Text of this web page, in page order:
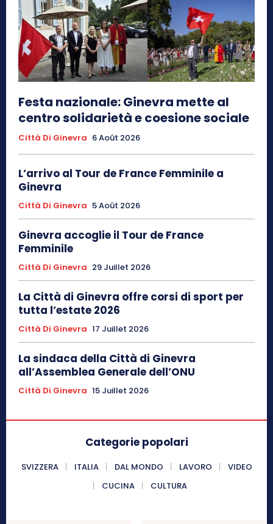
Festa nazionale: Ginevra mette al
centro solidarietà e coesione sociale
Città Di Ginevra 6 Août 2026
L’arrivo al Tour de France Femminile a
Ginevra
Città Di Ginevra 5 Août 2026
Ginevra accoglie il Tour de France
Femminile
Città Di Ginevra 29 Juillet 2026
La Città di Ginevra offre corsi di sport per
tutta l’estate 2026
Città Di Ginevra 17 Juillet 2026
La sindaca della Città di Ginevra
all’Assemblea Generale dell’ONU
Città Di Ginevra 15 Juillet 2026
Categorie popolari
SVIZZERA ITALIA DAL MONDO LAVORO
VIDEO
CUCINA
CULTURA